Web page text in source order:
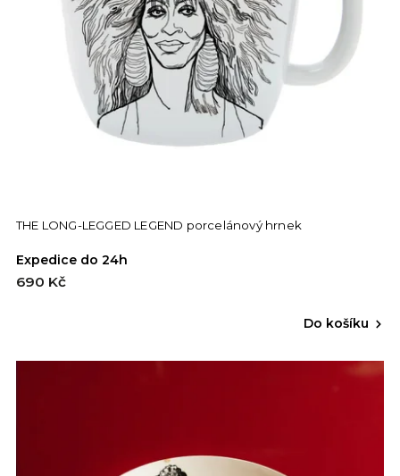
THE LONG-LEGGED LEGEND porcelánový hrnek
Expedice do 24h
690 Kč
Do košíku